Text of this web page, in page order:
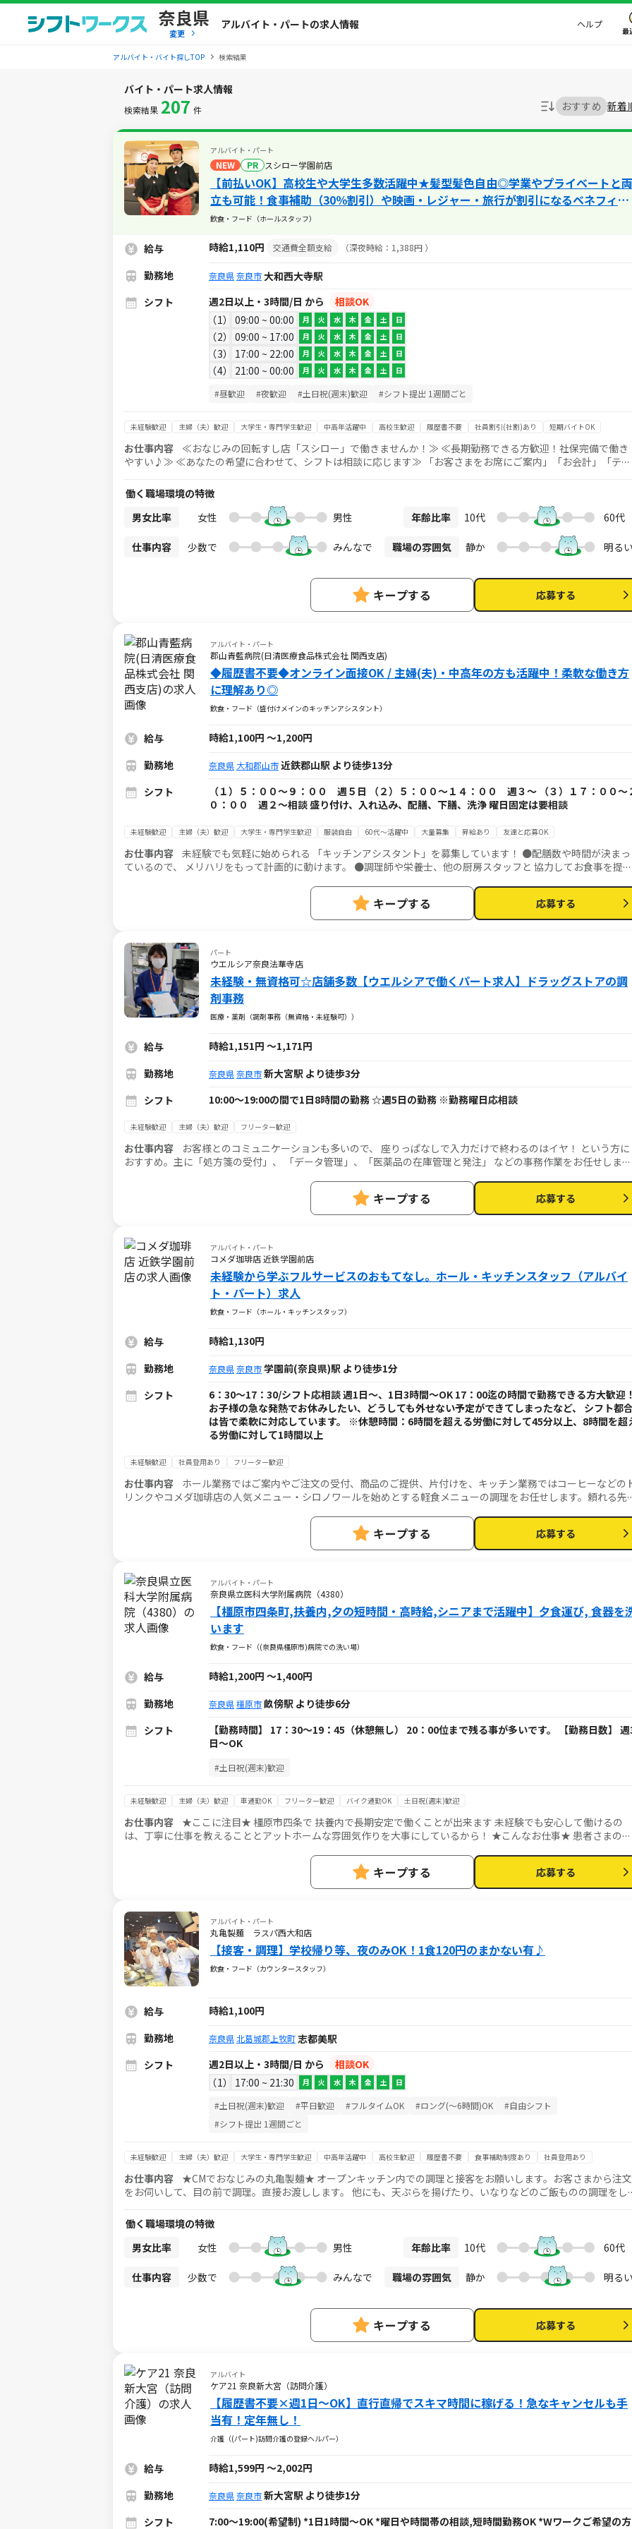
奈良県
変更
アルバイト・パートの求人情報 ヘルプ
最
アルバイト・バイト探しTOP 検索結果
バイト・パート求人情報
検索結果 207 件 おすすめ 新着
アルバイト・パート
NEW PR スシロー学園前店
【前払いOK】高校生や大学生多数活躍中★髪型髪色自由◎学業やプライベートと両
立も可能！食事補助（30％割引）や映画・レジャー・旅行が割引になるベネフィッ
トステーション加入あり★
飲食・フード（ホールスタッフ）
給与 時給1,110円 交通費全額支給 （深夜時給：1,388円 ）
勤務地 奈良県奈良市大和西大寺駅
シフト
週2日以上・3時間/日 から
相談OK
1
09:00 ~ 00:00 月 火 水 木 金 土 日
2 09:00 ~ 17:00 月 火 水 木 金 土 日
3 17:00 ~ 22:00 月 火 水 木 金 土 日
4 21:00 ~ 00:00 月 火 水 木 金 土 日
#昼歓迎 #夜歓迎 #土日祝(週末)歓迎 #シフト提出 1週間ごと
未経験歓迎 主婦（夫）歓迎 大学生・専門学生歓迎 中高年活躍中 高校生歓迎 履歴書不要 社員割引(社割)あり 短期バイトOK
お仕事内容 ≪おなじみの回転すし店「スシロー」で働きませんか！≫ ≪長期勤務できる方歓迎！社保完備で働き
やすい♪≫ ≪あなたの希望に合わせて、シフトは相談に応じます≫ 「お客さまをお席にご案内」「お会計」「テー
のでご安心ください。 「先輩」たちも力強く支えてくれます ※キッチン業務をお手伝いいただく場合もございます
（おすしやサイドメニューの作成など、簡単な調理補助） 【シフト例】 平日のランチ週2日のみ、 9時～12時の午前
のみ、 11時～14時（幼稚園への送迎の間） のみなど希望シフトで勤務いただけます！
働く職場環境の特徴
男女比率
女性 男性 年齢比率 10代 60代
仕事内容 少数で みんなで 職場の雰囲気 静か 明る
キープする 応募する
アルバイト・パート
郡山青藍病院(日清医療食品株式会社 関西支店)
◆履歴書不要◆オンライン面接OK / 主婦(夫)・中高年の方も活躍中！柔軟な働き方
に理解あり◎
飲食・フード（盛付けメインのキッチンアシスタント）
給与 時給1,100円 ～1,200円
勤務地
奈良県 大和郡山市近鉄郡山駅 より徒歩13分
シフト
（１）５：００～９：００ 週５日 （２）５：００～１４：００ 週３～ （３）１７：００～
０：００ 週２～相談 盛り付け、入れ込み、配膳、下膳、洗浄 曜日固定は要相談
未経験歓迎 主婦（夫）歓迎 大学生・専門学生歓迎 服装自由 60代～活躍中 大量募集 昇給あり 友達と応募OK
お仕事内容 未経験でも気軽に始められる 「キッチンアシスタント」を募集しています！ ●配膳数や時間が決まっ
ているので、 メリハリをもって計画的に動けます。 ●調理師や栄養士、他の厨房スタッフと 協力してお食事を提供
キープする 応募する
パート
ウエルシア奈良法華寺店
未経験・無資格可☆店舗多数【ウエルシアで働くパート求人】ドラッグストアの調
剤事務
医療・薬剤（調剤事務（無資格・未経験可））
給与 時給1,151円 ～1,171円
勤務地
奈良県奈良市新大宮駅 より徒歩3分
シフト
10:00～19:00の間で1日8時間の勤務 ☆週5日の勤務 ※勤務曜日応相談
未経験歓迎 主婦（夫）歓迎 フリーター歓迎
お仕事内容 お客様とのコミュニケーションも多いので、 座りっぱなしで入力だけで終わるのはイヤ！ という方に
おすすめ。主に「処方箋の受付」、 「データ管理」、「医薬品の在庫管理と発注」 などの事務作業をお任せしま
キープする 応募する
アルバイト・パート
コメダ珈琲店 近鉄学園前店
未経験から学ぶフルサービスのおもてなし。ホール・キッチンスタッフ（アルバイ
ト・パート）求人
飲食・フード（ホール・キッチンスタッフ）
給与
時給1,130円
勤務地
奈良県奈良市学園前(奈良県)駅 より徒歩1分
シフト
6：30～17：30/シフト応相談 週1日～、1日3時間～OK 17：00迄の時間で勤務できる方大歓迎
お子様の急な発熱でお休みしたい、どうしても外せない予定ができてしまったなど、 シフト都
は皆で柔軟に対応しています。 ※休憩時間：6時間を超える労働に対して45分以上、8時間を超
る労働に対して1時間以上
未経験歓迎 社員登用あり フリーター歓迎
お仕事内容 ホール業務ではご案内やご注文の受付、商品のご提供、片付けを、キッチン業務ではコーヒーなどの
リンクやコメダ珈琲店の人気メニュー・シロノワールを始めとする軽食メニューの調理をお任せします。頼れる先
キープする 応募する
アルバイト・パート
奈良県立医科大学附属病院（4380）
【橿原市四条町,扶養内,夕の短時間・高時給,シニアまで活躍中】夕食運び, 食器を
います
飲食・フード（(奈良県橿原市)病院での洗い場）
給与 時給1,200円 ～1,400円
勤務地
奈良県橿原市畝傍駅 より徒歩6分
シフト
【勤務時間】 17：30～19：45（休憩無し） 20：00位まで残る事が多いです。 【勤務日数】
日～OK
#土日祝(週末)歓迎
未経験歓迎 主婦（夫）歓迎 車通勤OK フリーター歓迎 バイク通勤OK 土日祝(週末)歓迎
お仕事内容 ★ここに注目★ 橿原市四条で 扶養内で長期安定で働くことが出来ます 未経験でも安心して働けるの
は、丁寧に仕事を教えることとアットホームな雰囲気作りを大事にしているから！ ★こんなお仕事★ 患者さまの夕
キープする 応募する
アルバイト・パート
丸亀製麺 ラスパ西大和店
【接客・調理】学校帰り等、夜のみOK！1食120円のまかない有♪
飲食・フード（カウンタースタッフ）
給与
時給1,100円
勤務地
奈良県北葛城郡上牧町志都美駅
シフト
週2日以上・3時間/日 から
相談OK
1
17:00 ~ 21:30 月 火 水 木 金 土 日
#土日祝(週末)歓迎 #平日歓迎 #フルタイムOK #ロング(～6時間)OK
#自由シフト
#シフト提出 1週間ごと
未経験歓迎 主婦（夫）歓迎 大学生・専門学生歓迎 中高年活躍中 高校生歓迎 履歴書不要 食事補助制度あり 社員登用あり
お仕事内容 ★CMでおなじみの丸亀製麺★ オープンキッチン内での調理と接客をお願いします。お客さまから注文
をお伺いして、目の前で調理。直接お渡しします。 他にも、天ぷらを揚げたり、いなりなどのご飯ものの調理をし
も有◎心強い仲間もいるので、安心してスタートできます！ 抜群のチームワークの中で一緒に働きませんか？
働く職場環境の特徴
男女比率
女性 男性 年齢比率 10代 60代
仕事内容 少数で みんなで 職場の雰囲気 静か 明る
キープする 応募する
アルバイト
ケア21 奈良新大宮（訪問介護）
【履歴書不要×週1日～OK】直行直帰でスキマ時間に稼げる！急なキャンセルも手
当有！定年無し！
介護（(パート)訪問介護の登録ヘルパー）
給与 時給1,599円 ～2,002円
勤務地
奈良県奈良市新大宮駅 より徒歩1分
シフト
7:00～19:00(希望制) *1日1時間～OK *曜日や時間帯の相談,短時間勤務OK *Wワークご希望の方